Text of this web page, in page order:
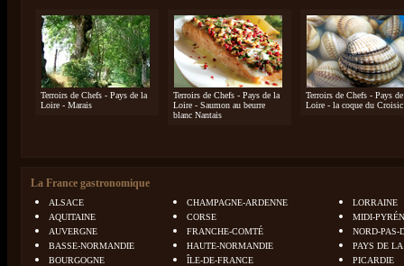
Terroirs de Chefs - Pays de la
Loire - Marais
Terroirs de Chefs - Pays de la
Loire - Saumon au beurre
blanc Nantais
Terroirs de Chefs - Pays
Loire - la coque du Croisic
La France gastronomique
ALSACE
AQUITAINE
AUVERGNE
BASSE-NORMANDIE
BOURGOGNE
CHAMPAGNE-ARDENNE
CORSE
FRANCHE-COMTÉ
HAUTE-NORMANDIE
ÎLE-DE-FRANCE
LORRAINE
MIDI-
NORD-PAS-
PAYS DE
PICARDIE